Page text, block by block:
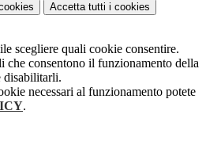
Accetta tutti i cookies
scegliere quali cookie consentire.
che consentono il funzionamento della
disabilitarli.
necessari al funzionamento potete
.